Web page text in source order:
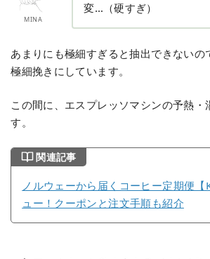
MINA
変…（硬すぎ）
あまりにも極細すぎると抽出できないの
極細挽きにしています。
この間に、エスプレッソマシンの予熱・
す。
関連記事
ノルウェーから届くコーヒー定期便
ュー！クーポンと注文手順も紹介